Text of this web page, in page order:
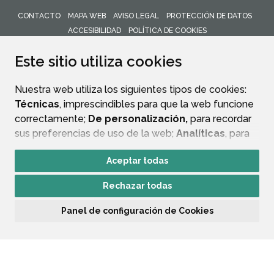
Este sitio utiliza cookies
Nuestra web utiliza los siguientes tipos de cookies:
Técnicas, imprescindibles para que la web funcione
correctamente; De personalización, para recordar
sus preferencias de uso de la web; Analíticas, para
mejorar el funcionamiento de la web y sus servicios.
Si acepta pulsando el botón“Aceptar todas”
consideramos que acepta su uso. Si pulsa el botón
ninguna acción, se guardarán las cookies técnicas
Aceptar todas
Rechazar todas
Panel de configuración de Cookies
CONTACTO MAPA WEB AVISO LEGAL
PROTECCIÓN DE DATOS
ACCESIBILIDAD
POLÍTICA DE COOKIES